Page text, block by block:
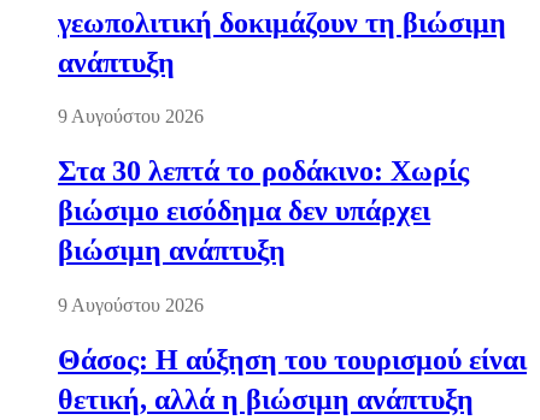
γεωπολιτική δοκιμάζουν τη βιώσιμη
ανάπτυξη
9 Αυγούστου 2026
Στα 30 λεπτά το ροδάκινο: Χωρίς
βιώσιμο εισόδημα δεν υπάρχει
βιώσιμη ανάπτυξη
9 Αυγούστου 2026
Θάσος: Η αύξηση του τουρισμού είναι
θετική, αλλά η βιώσιμη ανάπτυξη